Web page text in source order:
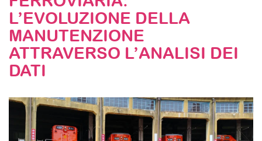
STAY TUNED
L’EVOLUZIONE DELLA
MANUTENZIONE
ATTRAVERSO L’ANALISI DEI
DATI